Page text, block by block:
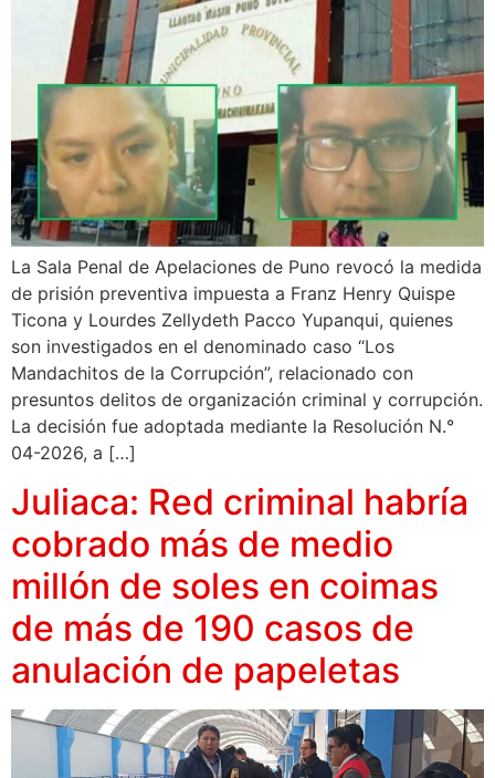
La Sala Penal de Apelaciones de Puno revocó la medida
de prisión preventiva impuesta a Franz Henry Quispe
Ticona y Lourdes Zellydeth Pacco Yupanqui, quienes
son investigados en el denominado caso “Los
Mandachitos de la Corrupción”, relacionado con
presuntos delitos de organización criminal y corrupción.
La decisión fue adoptada mediante la Resolución N.°
04-2026, a […]
Juliaca: Red criminal habría
cobrado más de medio
millón de soles en coimas
de más de 190 casos de
anulación de papeletas